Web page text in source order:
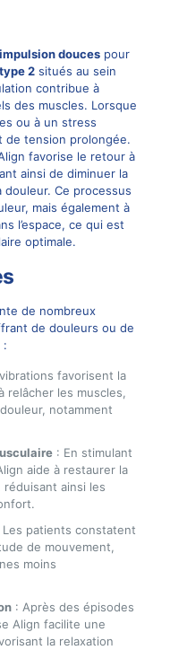
doucespour
2situés au sein
contribue à
des muscles. Lorsque
ou à un stress
de tension prolongée.
favorise le retour à
ainsi de diminuer la
Ce processus
mais également à
l’espace, ce qui est
optimale.
de nombreux
de douleurs ou de
:
favorisent la
relâcher les muscles,
notamment
: En stimulant
aide à restaurer la
ainsi les
patients constatent
de mouvement,
moins
: Après des épisodes
Align facilite une
la relaxation